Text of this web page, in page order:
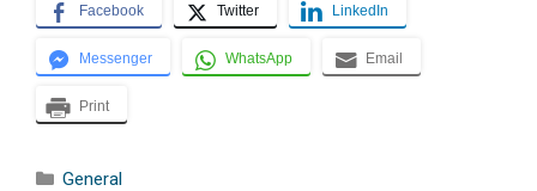
Facebook Twitter LinkedIn
Messenger WhatsApp Email
Print
Categorías
General